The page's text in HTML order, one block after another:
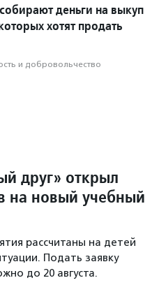
деньги на выкуп
хотят продать
и доброволь­чест­во
друг» открыл
на новый учебный
рассчитаны на детей
Подать заявку
до 20 августа.